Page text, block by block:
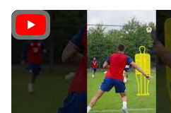
46´
Тактическая замена.
поля и его заменяет
Тактическая замена.
поля и его заменяет
Осер совершает
противника